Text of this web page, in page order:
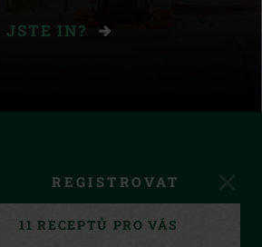
JSTE IN?
REGISTROVAT
11 RECEPTŮ PRO VÁS